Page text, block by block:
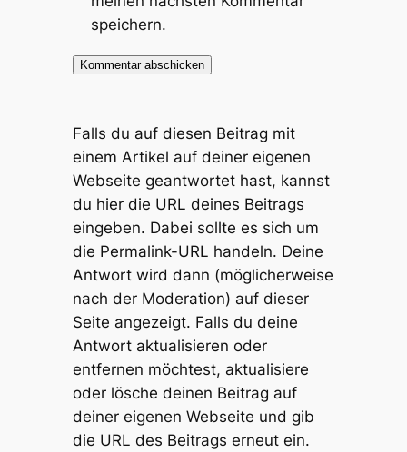
speichern.
Falls du auf diesen Beitrag mit
einem Artikel auf deiner eigenen
Webseite geantwortet hast, kannst
du hier die URL deines Beitrags
eingeben. Dabei sollte es sich um
die Permalink-URL handeln. Deine
Antwort wird dann (möglicherweise
nach der Moderation) auf dieser
Seite angezeigt. Falls du deine
Antwort aktualisieren oder
entfernen möchtest, aktualisiere
oder lösche deinen Beitrag auf
deiner eigenen Webseite und gib
die URL des Beitrags erneut ein.